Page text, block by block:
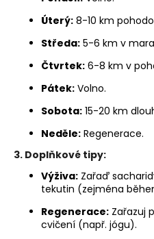
Úterý: 8-10 km
Středa: 5-6 km v
Čtvrtek: 6-8 km v
Pátek: Volno.
Sobota: 15-20 km
Neděle: Regenerace.
3. Doplňkové tipy:
Výživa: Zařaď
tekutin (zejména
Regenerace: Zařazuj
cvičení (např. jógu).